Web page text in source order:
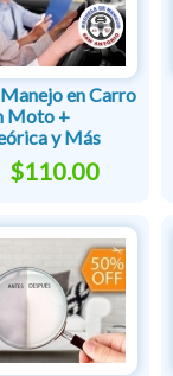
en Carro
Moto +
y Más
$110.00